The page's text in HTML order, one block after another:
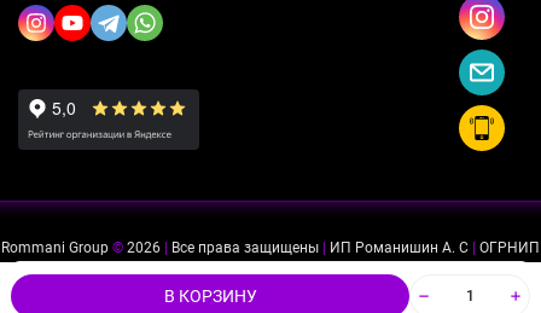
В КОРЗИНУ
Rommani Group © 2026 Все права защищены ИП Романишин А. С
ОГРНИП
Мы используем файлы cookie, чтобы сайт был лучше для